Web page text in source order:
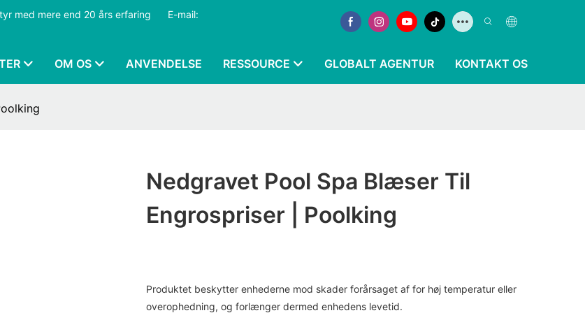
med mere end 20 års erfaring
E-mail:
OM OS ANVENDELSE RESSOURCE GLOBALT AGENTUR KONTAKT OS
Nedgravet Pool Spa Blæser Til
Engrospriser | Poolking
Produktet beskytter enhederne mod skader forårsaget af for høj temperatur eller
overophedning, og forlænger dermed enhedens levetid.